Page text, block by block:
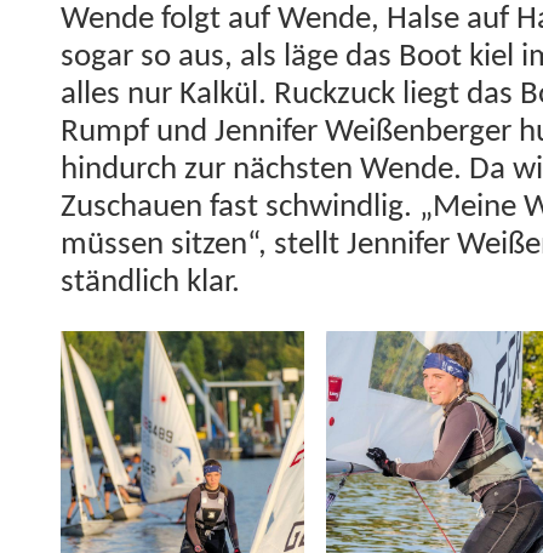
Wende fol­gt auf Wende, Halse auf
sog­ar so aus, als läge das Boot kiel
alles nur Kalkül. Ruck­zuck liegt das
Rumpf und Jen­nifer Weißen­berg­er
hin­durch zur näch­sten Wende. Da
Zuschauen fast schwindlig. „Meine
müssen sitzen“, stellt Jen­nifer
ständlich klar.